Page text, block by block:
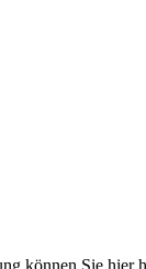
können Sie hier